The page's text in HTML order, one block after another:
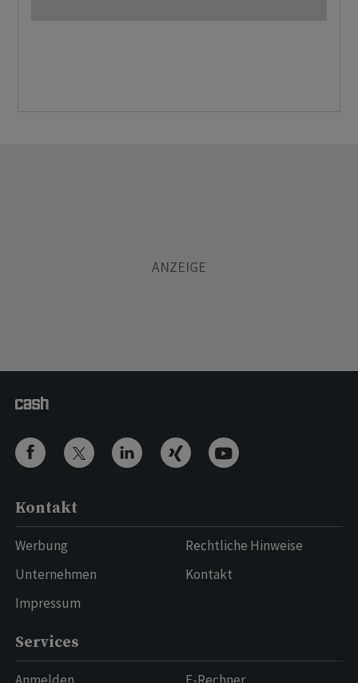
Kontakt
Werbung
Unternehmen
Impressum
Rechtliche Hinweise
Kontakt
Services